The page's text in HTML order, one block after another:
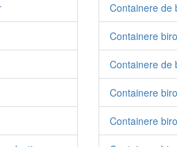
Containere de
Containere
Containere de
Containere
Containere